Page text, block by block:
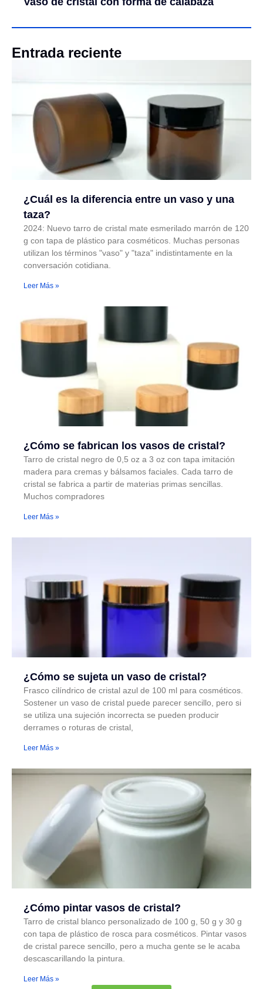
Entrada reciente
¿Cuál es la diferencia entre un vaso y una
taza?
2024: Nuevo tarro de cristal mate esmerilado marrón de 120
g con tapa de plástico para cosméticos. Muchas personas
utilizan los términos "vaso" y "taza" indistintamente en la
conversación cotidiana.
Leer Más »
¿Cómo se fabrican los vasos de cristal?
Tarro de cristal negro de 0,5 oz a 3 oz con tapa imitación
madera para cremas y bálsamos faciales. Cada tarro de
cristal se fabrica a partir de materias primas sencillas.
Muchos compradores
Leer Más »
¿Cómo se sujeta un vaso de cristal?
Frasco cilíndrico de cristal azul de 100 ml para cosméticos.
Sostener un vaso de cristal puede parecer sencillo, pero si
se utiliza una sujeción incorrecta se pueden producir
derrames o roturas de cristal,
Leer Más »
¿Cómo pintar vasos de cristal?
Tarro de cristal blanco personalizado de 100 g, 50 g y 30 g
con tapa de plástico de rosca para cosméticos. Pintar vasos
de cristal parece sencillo, pero a mucha gente se le acaba
descascarillando la pintura.
Leer Más »